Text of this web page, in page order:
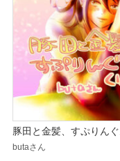
豚田と金髪、すぷりんぐ
butaさん